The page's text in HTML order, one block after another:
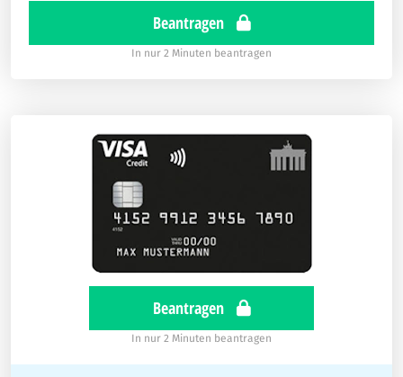
Beantragen
In nur 2 Minuten beantragen
Beantragen
In nur 2 Minuten beantragen